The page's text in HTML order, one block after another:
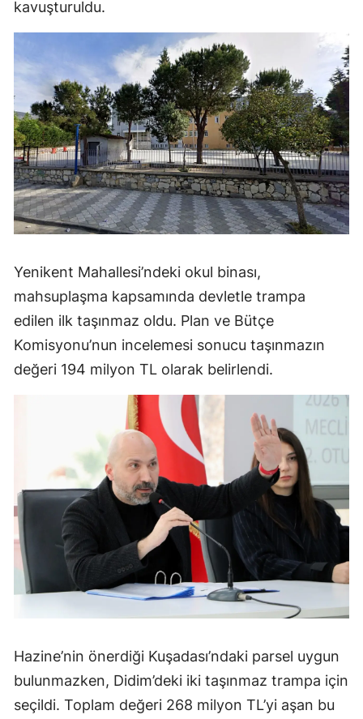
kavuşturuldu.
Yenikent Mahallesi’ndeki okul binası,
mahsuplaşma kapsamında devletle trampa
edilen ilk taşınmaz oldu. Plan ve Bütçe
Komisyonu’nun incelemesi sonucu taşınmazın
değeri 194 milyon TL olarak belirlendi.
Hazine’nin önerdiği Kuşadası’ndaki parsel uygun
bulunmazken, Didim’deki iki taşınmaz trampa için
seçildi. Toplam değeri 268 milyon TL’yi aşan bu